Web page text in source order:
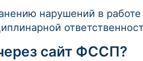
нарушений в работе
сайт ФССП?